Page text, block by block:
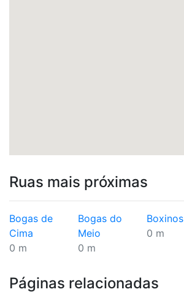
Ruas mais próximas
Bogas de
Cima
0 m
Bogas do
Meio
0 m
Boxinos
0 m
Páginas relacionadas